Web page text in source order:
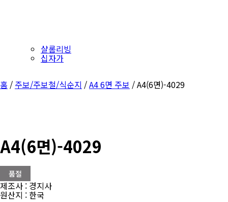
샬롬리빙
십자가
홈 / 주보/주보철/식순지 /A4 6면 주보 / A4(6면)-4029
A4(6면)-4029
품절
제조사 : 경지사
원산지 : 한국